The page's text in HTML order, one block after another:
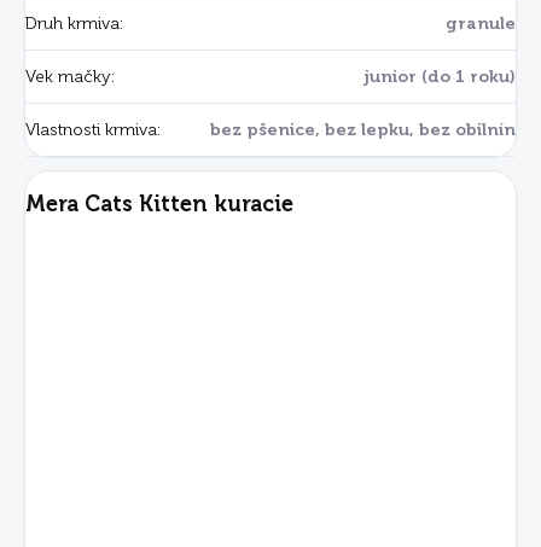
Druh krmiva: granule
Vek mačky: junior (do 1 roku)
Vlastnosti krmiva: bez pšenice, bez lepku, bez obilnín
Mera Cats Kitten kuracie